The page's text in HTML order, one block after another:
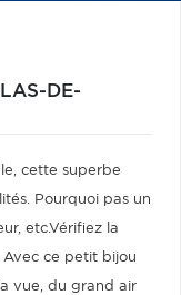
DE-
cette superbe
Pourquoi pas un
etc.Vérifiez la
Avec ce petit bijou
vue, du grand air